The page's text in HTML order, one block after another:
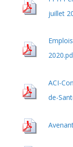
juillet
ACI-
de-